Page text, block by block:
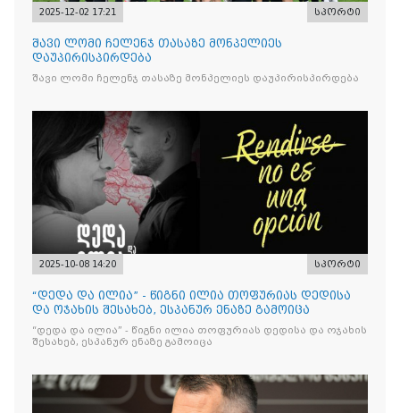
2025-12-02 17:21 სპორტი
შავი ლომი ჩელენჯ თასაზე მონპელიეს
დაუპირისპირდება
შავი ლომი ჩელენჯ თასაზე მონპელიეს დაუპირისპირდება
2025-10-08 14:20 სპორტი
“დედა და ილია” - წიგნი ილია თოფურიას დედისა
და ოჯახის შესახებ, ესპანურ ენაზე გამოიცა
“დედა და ილია” - წიგნი ილია თოფურიას დედისა და ოჯახის
შესახებ, ესპანურ ენაზე გამოიცა